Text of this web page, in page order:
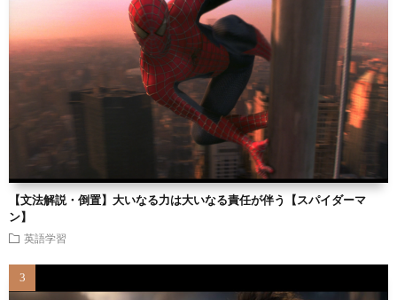
【文法解説・倒置】大いなる力は大いなる責任が伴う【スパイダーマ
ン】
英語学習